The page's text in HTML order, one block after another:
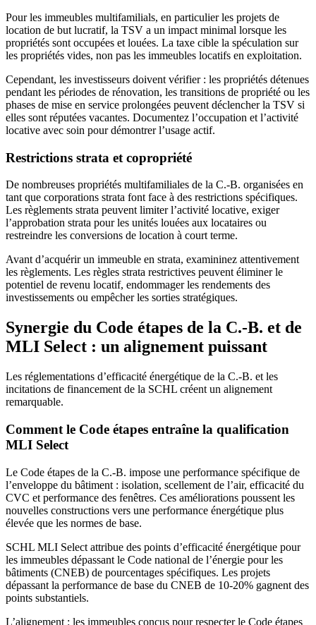
Pour les immeubles multifamilials, en particulier les projets de
location de but lucratif, la TSV a un impact minimal lorsque les
propriétés sont occupées et louées. La taxe cible la spéculation sur
les propriétés vides, non pas les immeubles locatifs en exploitation.
Cependant, les investisseurs doivent vérifier : les propriétés détenues
pendant les périodes de rénovation, les transitions de propriété ou les
phases de mise en service prolongées peuvent déclencher la TSV si
elles sont réputées vacantes. Documentez l’occupation et l’activité
locative avec soin pour démontrer l’usage actif.
Restrictions strata et copropriété
De nombreuses propriétés multifamiliales de la C.-B. organisées en
tant que corporations strata font face à des restrictions spécifiques.
Les règlements strata peuvent limiter l’activité locative, exiger
l’approbation strata pour les unités louées aux locataires ou
restreindre les conversions de location à court terme.
Avant d’acquérir un immeuble en strata, examininez attentivement
les règlements. Les règles strata restrictives peuvent éliminer le
potentiel de revenu locatif, endommager les rendements des
investissements ou empêcher les sorties stratégiques.
Synergie du Code étapes de la C.-B. et de
MLI Select : un alignement puissant
Les réglementations d’efficacité énergétique de la C.-B. et les
incitations de financement de la SCHL créent un alignement
remarquable.
Comment le Code étapes entraîne la qualification
MLI Select
Le Code étapes de la C.-B. impose une performance spécifique de
l’enveloppe du bâtiment : isolation, scellement de l’air, efficacité du
CVC et performance des fenêtres. Ces améliorations poussent les
nouvelles constructions vers une performance énergétique plus
élevée que les normes de base.
SCHL MLI Select attribue des points d’efficacité énergétique pour
les immeubles dépassant le Code national de l’énergie pour les
bâtiments (CNEB) de pourcentages spécifiques. Les projets
dépassant la performance de base du CNEB de 10-20% gagnent des
points substantiels.
L’alignement : les immeubles conçus pour respecter le Code étapes